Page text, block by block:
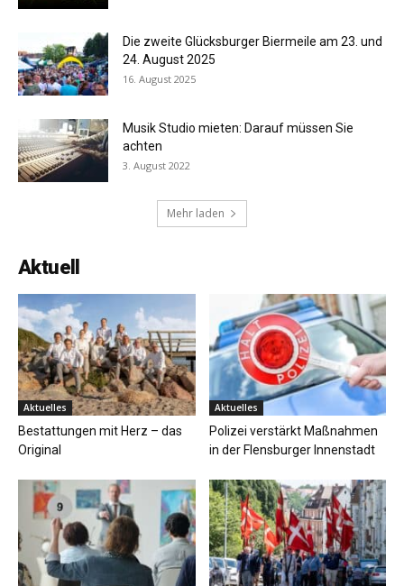
Die zweite Glücksburger Biermeile am 23. und
24. August 2025
16. August 2025
Musik Studio mieten: Darauf müssen Sie
achten
3. August 2022
Mehr laden
Aktuell
Aktuelles
Bestattungen mit Herz – das
Original
Aktuelles
Polizei verstärkt Maßnahmen
in der Flensburger Innenstadt